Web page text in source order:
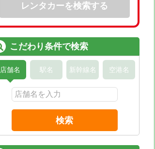
レンタカーを検索する
こだわり条件で検索
店舗名 駅名 新幹線名 空港名
検索